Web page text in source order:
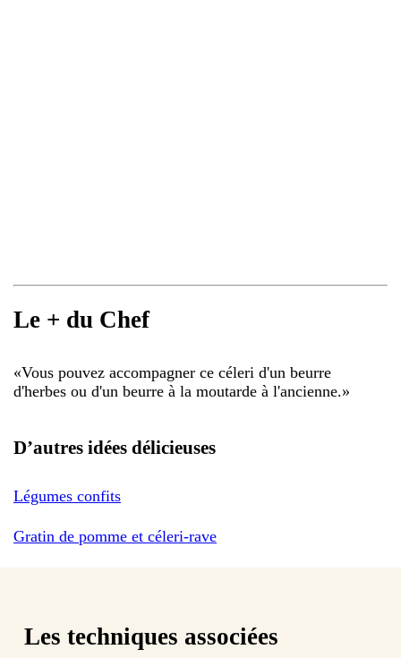
Le + du Chef
«Vous pouvez accompagner ce céleri d'un beurre
d'herbes ou d'un beurre à la moutarde à l'ancienne.»
D’autres idées délicieuses
Légumes confits
Gratin de pomme et céleri-rave
Les techniques associées